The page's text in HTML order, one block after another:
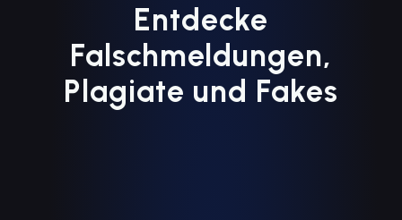
Entdecke
Falschmeldungen,
Plagiate und Fakes